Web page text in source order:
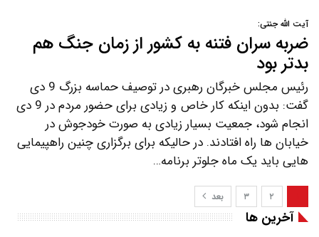
آیت الله جنتی:
ضربه سران فتنه به کشور از زمان جنگ هم
بدتر بود
رئیس مجلس خبرگان رهبری در توصیف حماسه بزرگ 9 دی
گفت: بدون اینکه کار خاص و زیادی برای حضور مردم در 9 دی
انجام شود، جمعیت بسیار زیادی به صورت خودجوش در
خیابان ها راه افتادند. در حالیکه برای برگزاری چنین راهپیمایی
هایی باید یک ماه جلوتر برنامه…
۲ ۳ بعد
آخرین ها